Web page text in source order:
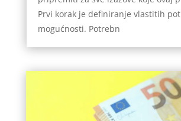
Prvi korak je definiranje vlastitih
mogućnosti. Potrebn